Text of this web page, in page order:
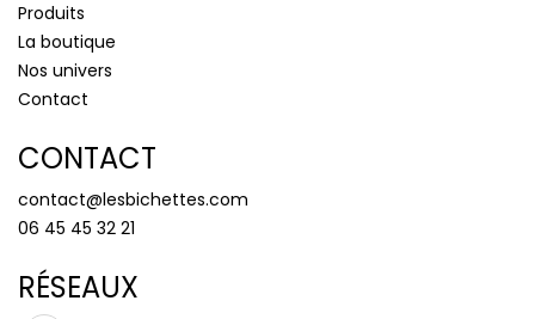
Produits
La boutique
Nos univers
Contact
CONTACT
contact@lesbichettes.com
06 45 45 32 21
RÉSEAUX